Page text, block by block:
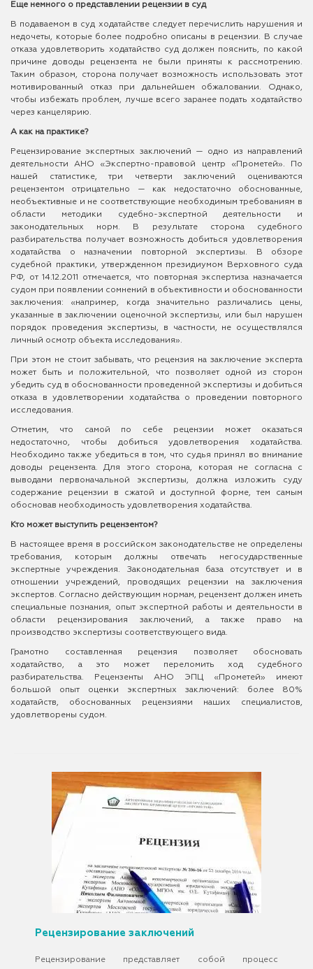
Еще немного о представлении рецензии в суд
В подаваемом в суд ходатайстве следует перечислить нарушения и
недочеты, которые более подробно описаны в рецензии. В случае
отказа удовлетворить ходатайство суд должен пояснить, по какой
причине доводы рецензента не были приняты к рассмотрению.
Таким образом, сторона получает возможность использовать этот
мотивированный отказ при дальнейшем обжаловании. Однако,
чтобы избежать проблем, лучше всего заранее подать ходатайство
через канцелярию.
А как на практике?
Рецензирование экспертных заключений — одно из направлений
деятельности АНО «Экспертно-правовой центр «Прометей». По
нашей статистике, три четверти заключений оцениваются
рецензентом отрицательно — как недостаточно обоснованные,
необъективные и не соответствующие необходимым требованиям в
области методики судебно-экспертной деятельности и
законодательных норм. В результате сторона судебного
разбирательства получает возможность добиться удовлетворения
ходатайства о назначении повторной экспертизы. В обзоре
судебной практики, утвержденном президиумом Верховного суда
РФ, от 14.12.2011 отмечается, что повторная экспертиза назначается
судом при появлении сомнений в объективности и обоснованности
заключения: «например, когда значительно различались цены,
указанные в заключении оценочной экспертизы, или был нарушен
порядок проведения экспертизы, в частности, не осуществлялся
личный осмотр объекта исследования».
При этом не стоит забывать, что рецензия на заключение эксперта
может быть и положительной, что позволяет одной из сторон
убедить суд в обоснованности проведенной экспертизы и добиться
отказа в удовлетворении ходатайства о проведении повторного
исследования.
Отметим, что самой по себе рецензии может оказаться
недостаточно, чтобы добиться удовлетворения ходатайства.
Необходимо также убедиться в том, что судья принял во внимание
доводы рецензента. Для этого сторона, которая не согласна с
выводами первоначальной экспертизы, должна изложить суду
содержание рецензии в сжатой и доступной форме, тем самым
обосновав необходимость удовлетворения ходатайства.
Кто может выступить рецензентом?
В настоящее время в российском законодательстве не определены
требования, которым должны отвечать негосударственные
экспертные учреждения. Законодательная база отсутствует и в
отношении учреждений, проводящих рецензии на заключения
экспертов. Согласно действующим нормам, рецензент должен иметь
специальные познания, опыт экспертной работы и деятельности в
области рецензирования заключений, а также право на
производство экспертизы соответствующего вида.
Грамотно составленная рецензия позволяет обосновать
ходатайство, а это может переломить ход судебного
разбирательства. Рецензенты АНО ЭПЦ «Прометей» имеют
большой опыт оценки экспертных заключений: более 80%
ходатайств, обоснованных рецензиями наших специалистов,
удовлетворены судом.
Рецензирование заключений
Рецензирование представляет собой процесс